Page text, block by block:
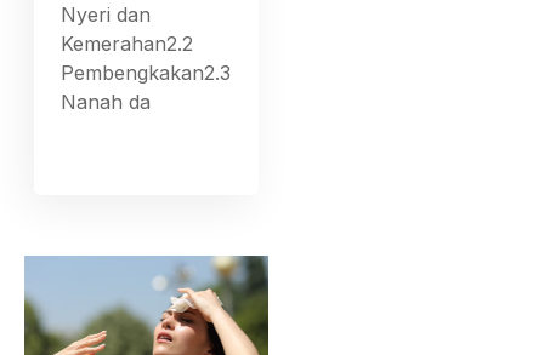
Nyeri dan
Kemerahan2.2
Pembengkakan2.3
Nanah da